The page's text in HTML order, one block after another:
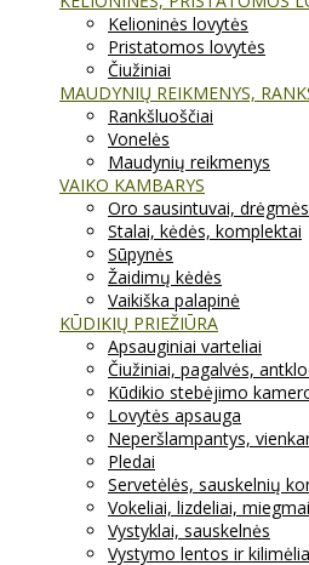
Kelioninės lovytės
Pristatomos lovytės
Čiužiniai
MAUDYNIŲ REIKMENYS,
Rankšluoščiai
Vonelės
Maudynių reikmenys
VAIKO KAMBARYS
Oro sausintuvai,
Stalai, kėdės, komplektai
Sūpynės
Žaidimų kėdės
Vaikiška palapinė
KŪDIKIŲ PRIEŽIŪRA
Apsauginiai varteliai
Čiužiniai, pagalvės,
Kūdikio stebėjimo
Lovytės apsauga
Neperšlampantys,
Pledai
Servetėlės, sauskelnių
Vokeliai, lizdeliai,
Vystyklai, sauskelnės
Vystymo lentos ir